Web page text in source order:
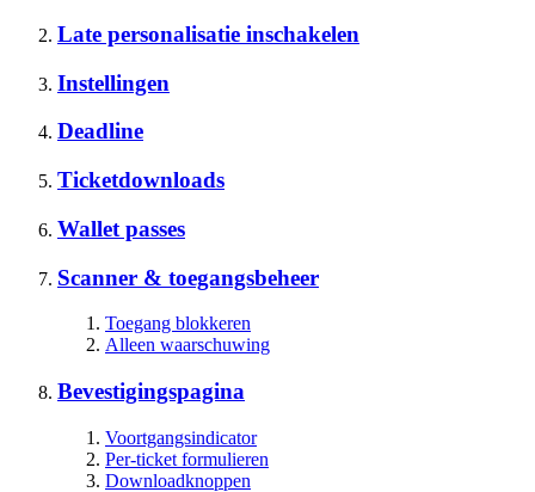
Late personalisatie inschakelen
Instellingen
Deadline
Ticketdownloads
Wallet passes
Scanner & toegangsbeheer
Toegang blokkeren
Alleen waarschuwing
Bevestigingspagina
Voortgangsindicator
Per-ticket formulieren
Downloadknoppen